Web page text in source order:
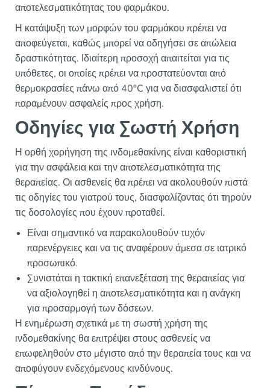
αποτελεσματικότητας του φαρμάκου.
Η κατάψυξη των μορφών του φαρμάκου πρέπει να
αποφεύγεται, καθώς μπορεί να οδηγήσει σε απώλεια
δραστικότητας. Ιδιαίτερη προσοχή απαιτείται για τις
υπόθετες, οι οποίες πρέπει να προστατεύονται από
θερμοκρασίες πάνω από 40°C για να διασφαλιστεί ότι
παραμένουν ασφαλείς προς χρήση.
Οδηγίες για Σωστή Χρήση
Η ορθή χορήγηση της ινδομεθακίνης είναι καθοριστική
για την ασφάλεια και την αποτελεσματικότητα της
θεραπείας. Οι ασθενείς θα πρέπει να ακολουθούν πιστά
τις οδηγίες του γιατρού τους, διασφαλίζοντας ότι τηρούν
τις δοσολογίες που έχουν προταθεί.
Είναι σημαντικό να παρακολουθούν τυχόν
παρενέργειες και να τις αναφέρουν άμεσα σε ιατρικό
προσωπικό.
Συνιστάται η τακτική επανεξέταση της θεραπείας για
να αξιολογηθεί η αποτελεσματικότητα και η ανάγκη
για προσαρμογή των δόσεων.
Η ενημέρωση σχετικά με τη σωστή χρήση της
ινδομεθακίνης θα επιτρέψει στους ασθενείς να
επωφεληθούν στο μέγιστο από την θεραπεία τους και να
αποφύγουν ενδεχόμενους κινδύνους.